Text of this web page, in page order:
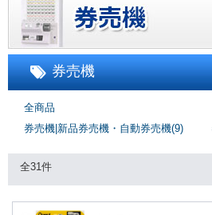
券売機
全商品
券売機|新品券売機・自動券売機(9)
全31件